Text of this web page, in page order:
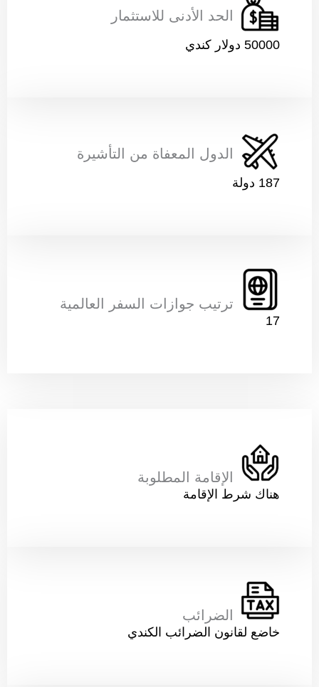
الحد الأدنى للاستثمار
50000 دولار كندي
الدول المعفاة من التأشيرة
187 دولة
ترتيب جوازات السفر العالمية
17
الإقامة المطلوبة
هناك شرط الإقامة
الضرائب
خاضع لقانون الضرائب الكندي